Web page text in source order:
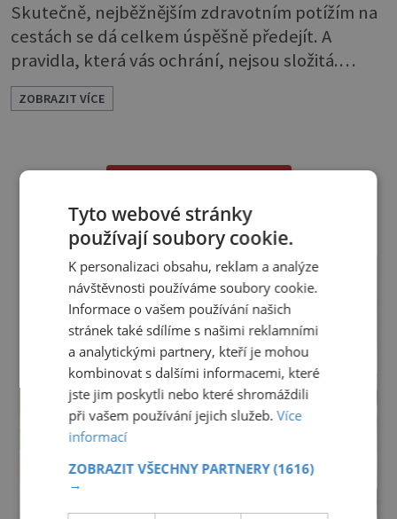
Skutečně, nejběžnějším zdravotním potížím na
cestách se dá celkem úspěšně předejít. A
pravidla, která vás ochrání, nejsou složitá.
Riziko na talíři Drtivou většinu cestovatelských
průjmů vyvolávají fekální bakterie. Do kuchyně
přípravě a výdeji jídla se snadno rozšíří ze
zeleninového salátu i na další potraviny. Dobro
ZOBRAZIT VÍCE
Tyto webové stránky
používají soubory cookie.
K personalizaci obsahu, reklam a analýze
návštěvnosti používáme soubory cookie.
Informace o vašem používání našich
stránek také sdílíme s našimi reklamními
a analytickými partnery, kteří je mohou
kombinovat s dalšími informacemi, které
jste jim poskytli nebo které shromáždili
při vašem používání jejich služeb.Více
informací
ZOBRAZIT VŠECHNY PARTNERY(1616)
→